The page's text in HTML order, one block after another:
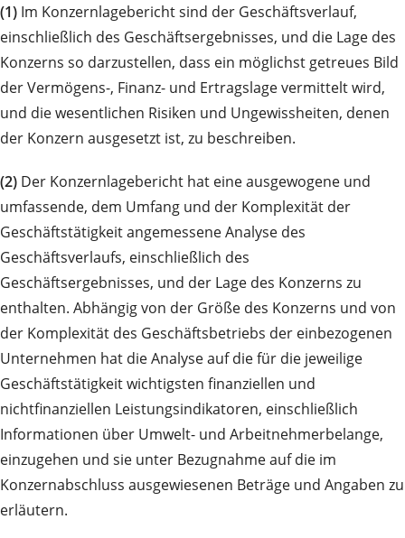
(1) Im Konzernlagebericht sind der Geschäftsverlauf,
einschließlich des Geschäftsergebnisses, und die Lage des
Konzerns so darzustellen, dass ein möglichst getreues Bild
der Vermögens-, Finanz- und Ertragslage vermittelt wird,
und die wesentlichen Risiken und Ungewissheiten, denen
der Konzern ausgesetzt ist, zu beschreiben.
(2) Der Konzernlagebericht hat eine ausgewogene und
umfassende, dem Umfang und der Komplexität der
Geschäftstätigkeit angemessene Analyse des
Geschäftsverlaufs, einschließlich des
Geschäftsergebnisses, und der Lage des Konzerns zu
enthalten. Abhängig von der Größe des Konzerns und von
der Komplexität des Geschäftsbetriebs der einbezogenen
Unternehmen hat die Analyse auf die für die jeweilige
Geschäftstätigkeit wichtigsten finanziellen und
nichtfinanziellen Leistungsindikatoren, einschließlich
Informationen über Umwelt- und Arbeitnehmerbelange,
einzugehen und sie unter Bezugnahme auf die im
Konzernabschluss ausgewiesenen Beträge und Angaben zu
erläutern.